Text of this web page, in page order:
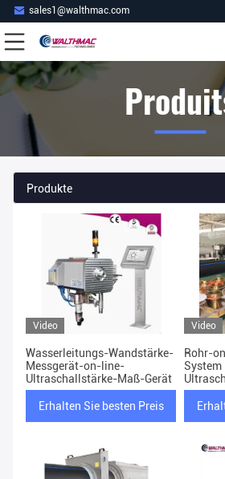
sales1@walthmac.com
Produkte
Video
Wasserleitungs-Wandstärke-
Messgerät-on-line-
Ultraschallstärke-Maß-Gerät
Erhalten Sie besten Preis
Video
Rohr-
System